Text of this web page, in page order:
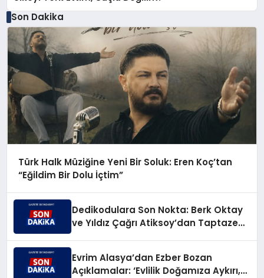
Son Dakika
Türk Halk Müziğine Yeni Bir Soluk: Eren Koç’tan
“Eğildim Bir Dolu İçtim”
Dedikodulara Son Nokta: Berk Oktay
ve Yıldız Çağrı Atiksoy’dan Taptaze
Evrim Alasya’dan Ezber Bozan
Açıklamalar: ‘Evlilik Doğamıza Aykırı,